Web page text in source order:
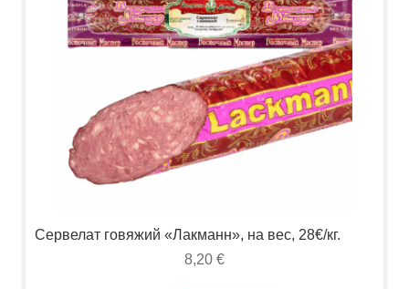
Сервелат говяжий «Лакманн», на вес, 28€/кг.
8,20 €